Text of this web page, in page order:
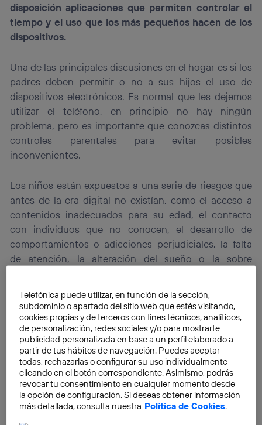
disposición aplicaciones que permiten controlar el
tiempo y el uso que los más pequeños hacen de los
dispositivos.
Una de las principales discusiones en el hogar es si los
padres deben permitir o no a sus hijos el uso de
dispositivos electrónicos. Es normal que les dejemos
utilizar el teléfono, en principio no hay ningún
problema, pero es importante que conozcas distintos
controles parentales para evitar posibles
inconvenientes.
Los niños están expuestos a una serie de riesgos que
antes de la era digital no existían, como el acceso a
contenidos inadecuados para su edad, el contacto
con individuos que no conocen, el desarrollo de
comportamientos o adicciones perjudiciales, la falta
de atención, la alteración del sueño o la sobre
comprado algo sin querer desde tu móvil? ¿O ha
llamado a alguien? Para evitar esto, la propia
tecnología nos permitesupervisar la actividad
más pequeños de la casa.
Telefónica puede utilizar, en función de la sección,
subdominio o apartado del sitio web que estés visitando,
cookies propias y de terceros con fines técnicos, analíticos,
de personalización, redes sociales y/o para mostrarte
publicidad personalizada en base a un perfil elaborado a
partir de tus hábitos de navegación. Puedes aceptar
todas, rechazarlas o configurar su uso individualmente
clicando en el botón correspondiente. Asimismo, podrás
revocar tu consentimiento en cualquier momento desde
la opción de configuración. Si deseas obtener información
más detallada, consulta nuestra Política de Cookies.